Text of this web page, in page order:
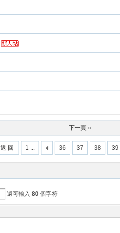
下一頁 »
1 ... 36 37 38 39
返 回
還可輸入 80 個字符